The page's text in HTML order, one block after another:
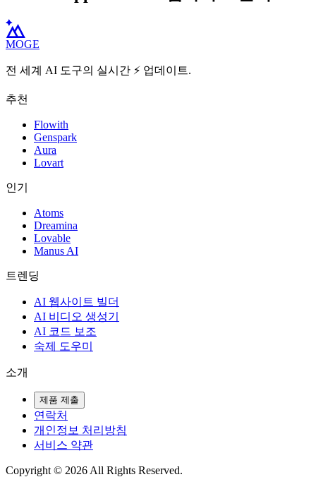
MOGE
전 세계 AI 도구의 실시간 ⚡️ 업데이트.
추천
Flowith
Genspark
Aura
Lovart
인기
Atoms
Dreamina
Lovable
Manus AI
트렌딩
AI 웹사이트 빌더
AI 비디오 생성기
AI 코드 보조
숙제 도우미
소개
제품 제출
연락처
개인정보 처리방침
서비스 약관
Copyright © 2026 All Rights Reserved.